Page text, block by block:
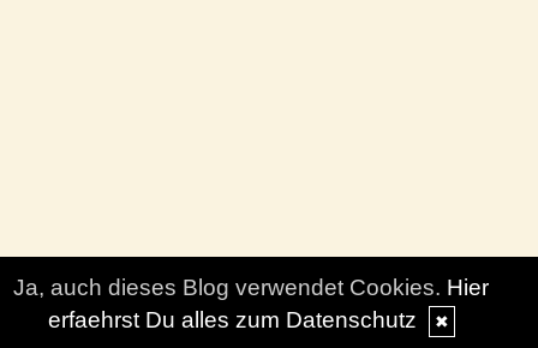
Ja, auch dieses Blog verwendet Cookies. Hier
erfaehrst Du alles zum Datenschutz
✖